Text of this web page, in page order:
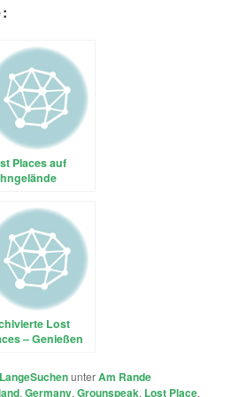
Places auf
Lost
– Genießen
unterAm Rande
,Germany,Grounspeak, Lost Place,